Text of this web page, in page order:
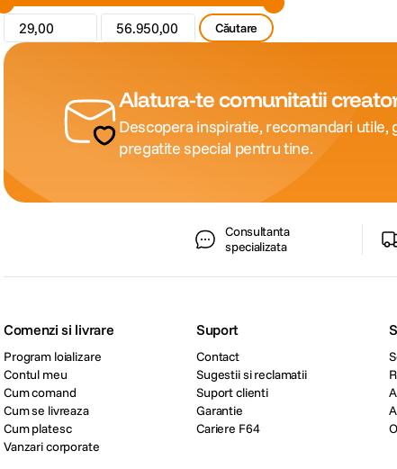
Căutare
Alatura-te comunitatii
Descopera inspiratie, recomandari
pregatite special pentru tine.
Consultanta
specializata
Comenzi si livrare
Program loializare
Contul meu
Cum comand
Cum se livreaza
Cum platesc
Vanzari corporate
Suport
Contact
Sugestii si reclamatii
Suport clienti
Garantie
Cariere F64